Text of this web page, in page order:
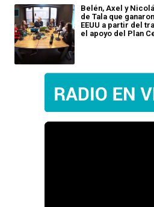
Belén, Axel y
de Tala que
EEUU a partir del
el apoyo del Plan